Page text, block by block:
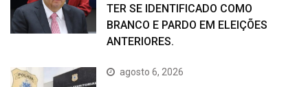
TER SE IDENTIFICADO COMO
BRANCO E PARDO EM ELEIÇÕES
ANTERIORES.
agosto 6, 2026